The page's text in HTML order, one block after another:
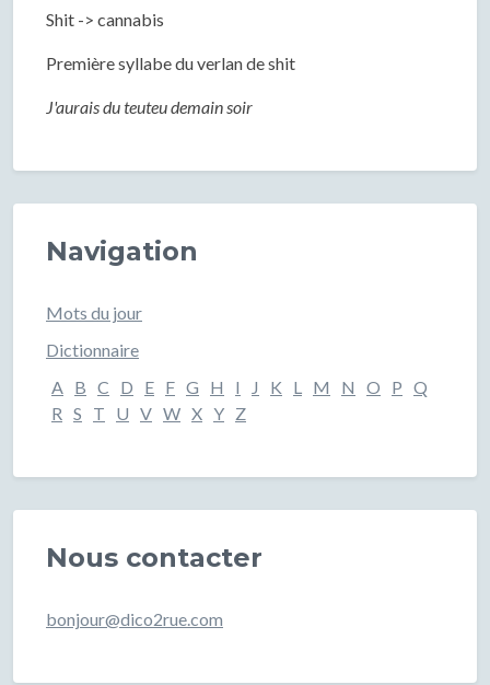
Shit -> cannabis
Première syllabe du verlan de shit
J'aurais du teuteu demain soir
Navigation
Mots du jour
Dictionnaire
A B C D E F G H I J K L M N O P Q
R S T U V W X Y Z
Nous contacter
bonjour@dico2rue.com